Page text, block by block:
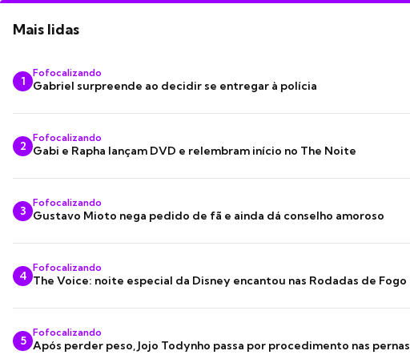
Mais lidas
1
Fofocalizando
Gabriel surpreende ao decidir se entregar à polícia
2
Fofocalizando
Gabi e Rapha lançam DVD e relembram início no The Noite
3
Fofocalizando
Gustavo Mioto nega pedido de fã e ainda dá conselho amoroso
4
Fofocalizando
The Voice: noite especial da Disney encantou nas Rodadas de Fogo
5
Fofocalizando
Após perder peso, Jojo Todynho passa por procedimento nas pernas